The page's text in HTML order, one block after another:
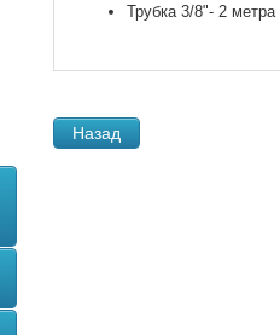
Трубка 3/8"- 2 метра
Назад